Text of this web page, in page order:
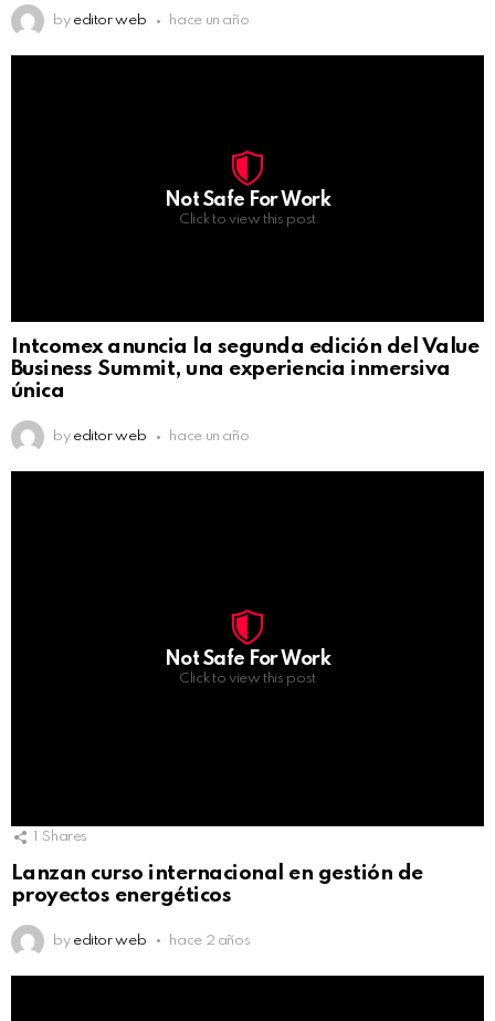
by editor web hace un año
Not Safe For Work
Click to view this post
Intcomex anuncia la segunda edición del Value
Business Summit, una experiencia inmersiva
única
by editor web hace un año
Not Safe For Work
Click to view this post
1 Shares
Lanzan curso internacional en gestión de
proyectos energéticos
by editor web hace 2 años